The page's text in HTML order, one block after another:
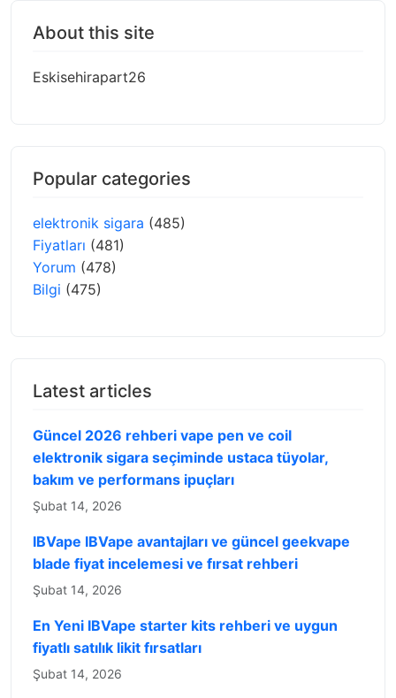
About this site
Eskisehirapart26
Popular categories
elektronik sigara (485)
Fiyatları (481)
Yorum (478)
Bilgi (475)
Latest articles
Güncel 2026 rehberi vape pen ve coil
elektronik sigara seçiminde ustaca tüyolar,
bakım ve performans ipuçları
Şubat 14, 2026
IBVape IBVape avantajları ve güncel geekvape
blade fiyat incelemesi ve fırsat rehberi
Şubat 14, 2026
En Yeni IBVape starter kits rehberi ve uygun
fiyatlı satılık likit fırsatları
Şubat 14, 2026